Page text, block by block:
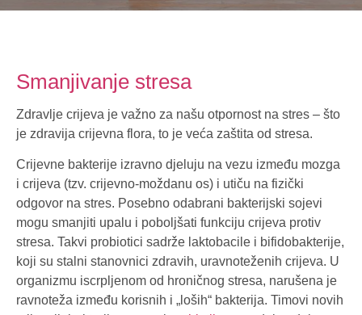
Smanjivanje stresa
Zdravlje crijeva je važno za našu otpornost na stres – što
je zdravija crijevna flora, to je veća zaštita od stresa.
Crijevne bakterije izravno djeluju na vezu između mozga
i crijeva (tzv. crijevno-moždanu os) i utiču na fizički
odgovor na stres. Posebno odabrani bakterijski sojevi
mogu smanjiti upalu i poboljšati funkciju crijeva protiv
stresa. Takvi probiotici sadrže laktobacile i bifidobakterije,
koji su stalni stanovnici zdravih, uravnoteženih crijeva. U
organizmu iscrpljenom od hroničnog stresa, narušena je
ravnoteža između korisnih i „loših“ bakterija. Timovi novih